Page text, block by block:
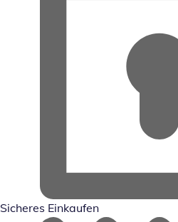
Sicheres Einkaufen